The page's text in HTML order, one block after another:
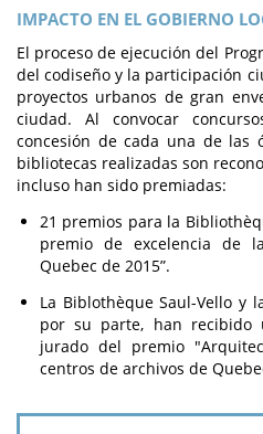
IMPACTO EN EL GOBIERNO
El proceso de ejecución del
del codiseño y la participación
proyectos urbanos de gran
ciudad. Al convocar
concesión de cada una de las
bibliotecas realizadas son
incluso han sido premiadas:
21 premios para la
premio de excelencia de
Quebec de 2015”.
La Biblothèque Saul-Vello y
por su parte, han recibido
jurado del premio
centros de archivos de